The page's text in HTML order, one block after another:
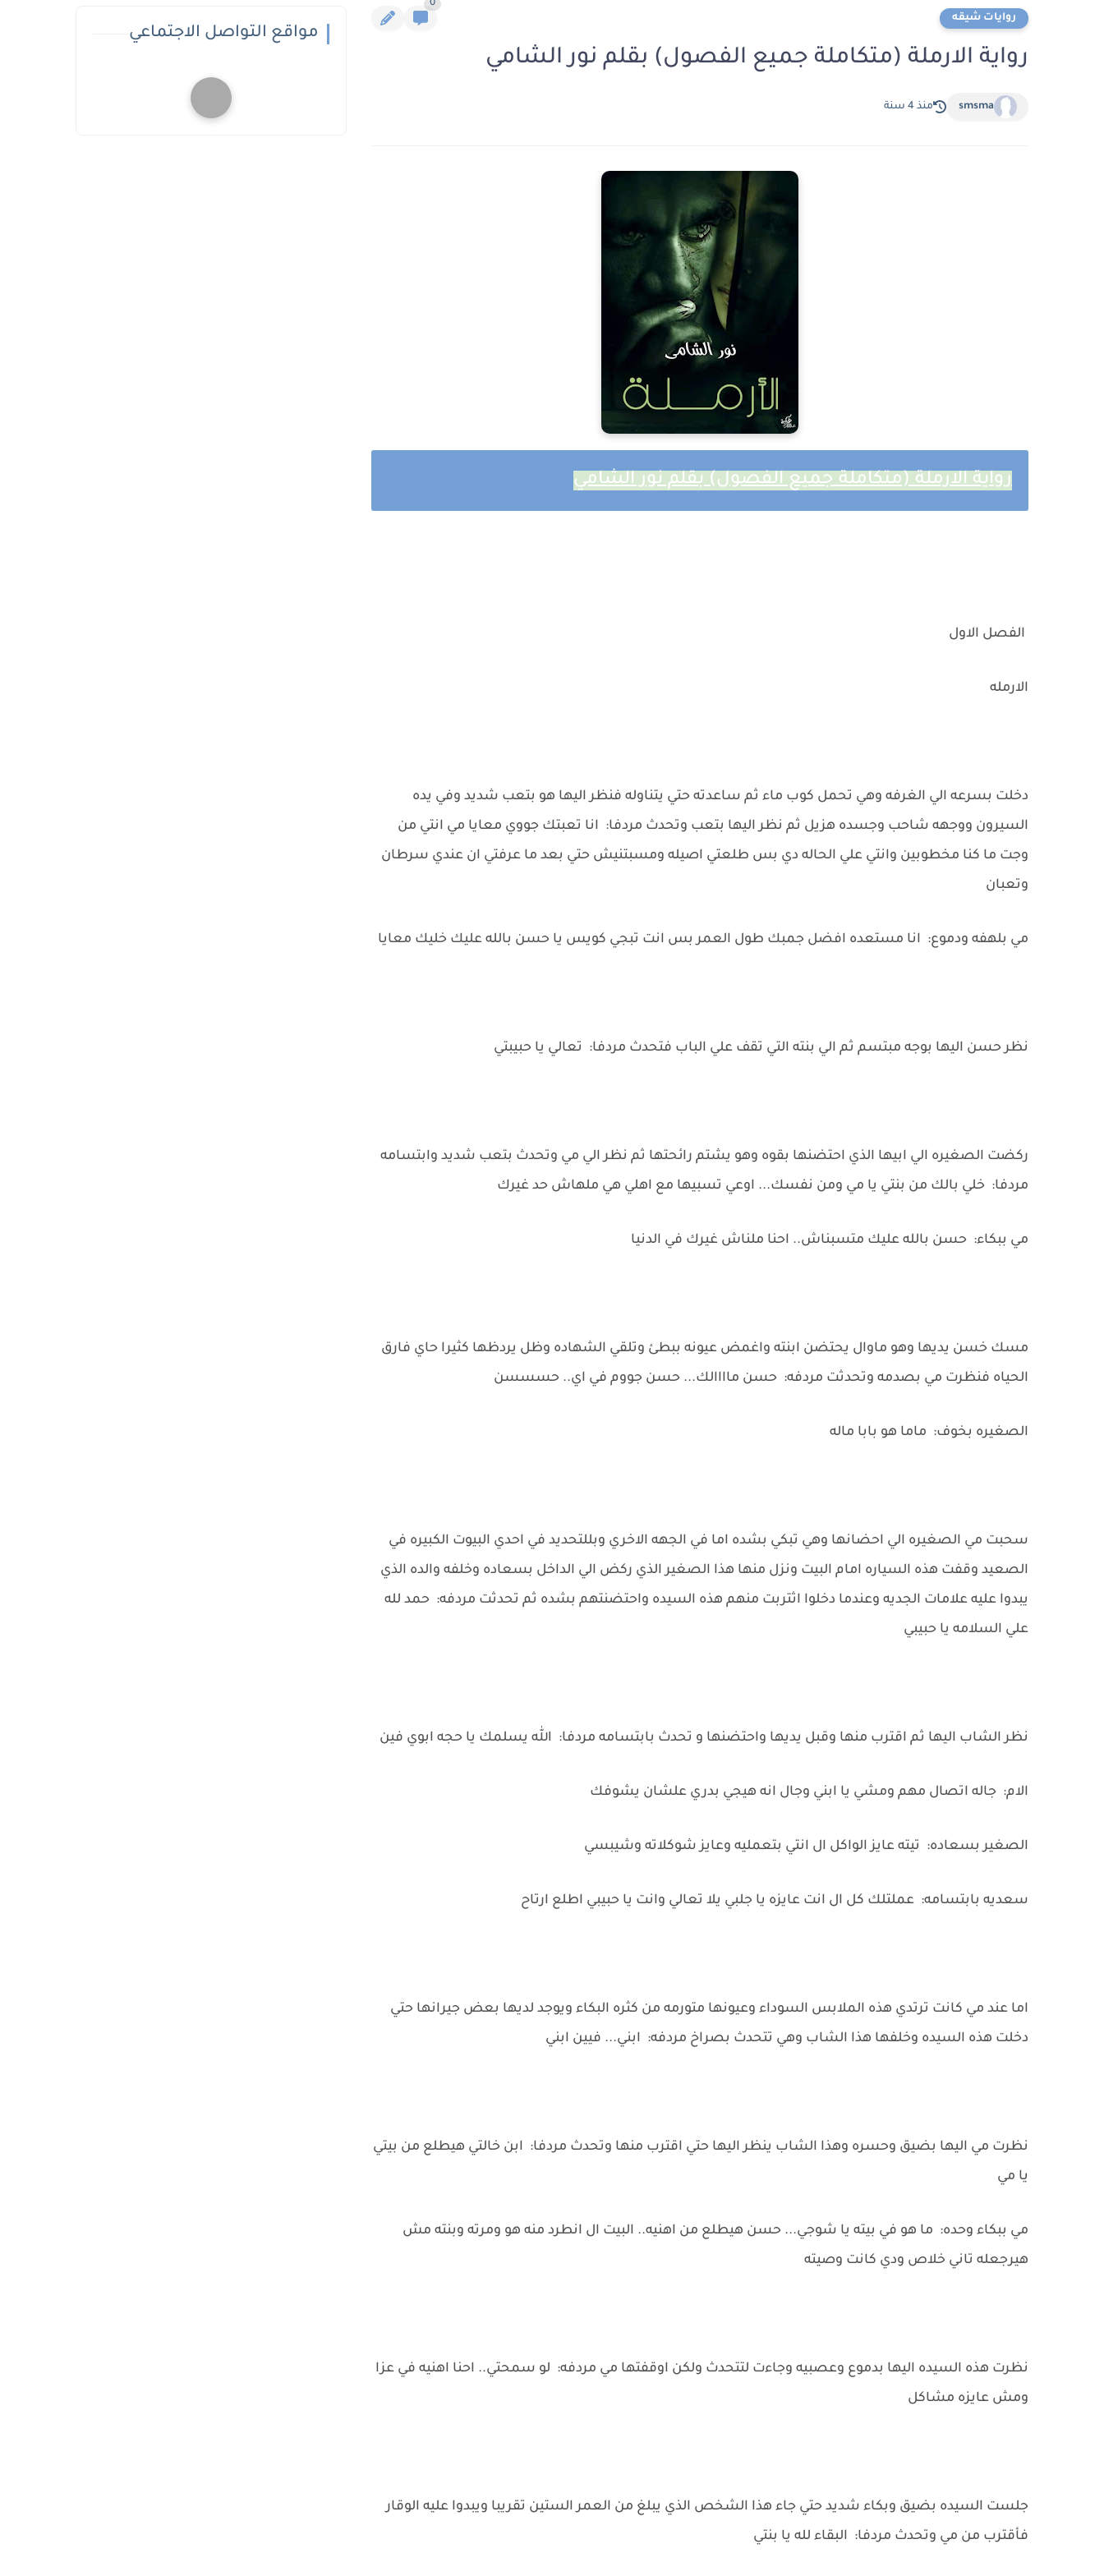
روايات شيقه
0
رواية الارملة (متكاملة جميع الفصول) بقلم نور الشامي
smsma منذ 4 سنة
رواية الارملة (متكاملة جميع الفصول) بقلم نور الشامي
الفصل الاول
الارمله
دخلت بسرعه الي الغرفه وهي تحمل كوب ماء ثم ساعدته حتي يتناوله فنظر اليها هو بتعب شديد وفي يده
السيرون ووجهه شاحب وجسده هزيل ثم نظر اليها بتعب وتحدث مردفا: انا تعبتك جووي معايا مي انتي من
وجت ما كنا مخطوبين وانتي علي الحاله دي بس طلعتي اصيله ومسبتنيش حتي بعد ما عرفتي ان عندي سرطان
وتعبان
مي بلهفه ودموع: انا مستعده افضل جمبك طول العمر بس انت تبجي كويس يا حسن بالله عليك خليك معايا
نظر حسن اليها بوجه مبتسم ثم الي بنته التي تقف علي الباب فتحدث مردفا: تعالي يا حبيبتي
ركضت الصغيره الي ابيها الذي احتضنها بقوه وهو يشتم رائحتها ثم نظر الي مي وتحدث بتعب شديد وابتسامه
مردفا: خلي بالك من بنتي يا مي ومن نفسك... اوعي تسبيها مع اهلي هي ملهاش حد غيرك
مي ببكاء: حسن بالله عليك متسبناش.. احنا ملناش غيرك في الدنيا
مسك خسن يديها وهو ماوال يحتضن ابنته واغمض عيونه ببطئ وتلقي الشهاده وظل يردظها كثيرا حاي فارق
الحياه فنظرت مي بصدمه وتحدثت مردفه: حسن ماااالك... حسن جووم في اي.. حسسسن
الصغيره بخوف: ماما هو بابا ماله
سحبت مي الصغيره الي احضانها وهي تبكي بشده اما في الجهه الاخري وبللتحديد في احدي البيوت الكبيره في
الصعيد وقفت هذه السياره امام البيت ونزل منها هذا الصغير الذي ركض الي الداخل بسعاده وخلفه والده الذي
يبدوا عليه علامات الجديه وعندما دخلوا اثتربت منهم هذه السيده واحتضنتهم بشده ثم تحدثت مردفه: حمد لله
علي السلامه يا حبيبي
نظر الشاب اليها ثم اقترب منها وقبل يديها واحتضنها و تحدث بابتسامه مردفا: الله يسلمك يا حجه ابوي فين
الام: جاله اتصال مهم ومشي يا ابني وجال انه هيجي بدري علشان يشوفك
الصغير بسعاده: تيته عايز الواكل ال انتي بتعمليه وعايز شوكلاته وشيبسي
سعديه بابتسامه: عملتلك كل ال انت عايزه يا جلبي يلا تعالي وانت يا حبيبي اطلع ارتاح
اما عند مي كانت ترتدي هذه الملابس السوداء وعيونها متورمه من كثره البكاء ويوجد لديها بعض جيرانها حتي
دخلت هذه السيده وخلفها هذا الشاب وهي تتحدث بصراخ مردفه: ابني... فيين ابني
نظرت مي اليها بضيق وحسره وهذا الشاب ينظر اليها حتي اقترب منها وتحدث مردفا: ابن خالتي هيطلع من بيتي
يا مي
مي ببكاء وحده: ما هو في بيته يا شوجي... حسن هيطلع من اهنيه.. البيت ال انطرد منه هو ومرته وبنته مش
هيرجعله تاني خلاص ودي كانت وصيته
نظرت هذه السيده اليها بدموع وعصبيه وجاءت لتتحدث ولكن اوقفتها مي مردفه: لو سمحتي.. احنا اهنيه في عزا
ومش عايزه مشاكل
جلست السيده بضيق وبكاء شديد حتي جاء هذا الشخص الذي يبلغ من العمر الستين تقريبا ويبدوا عليه الوقار
فأقترب من مي وتحدث مردفا: البقاء لله يا بنتي
مواقع التواصل الاجتماعي